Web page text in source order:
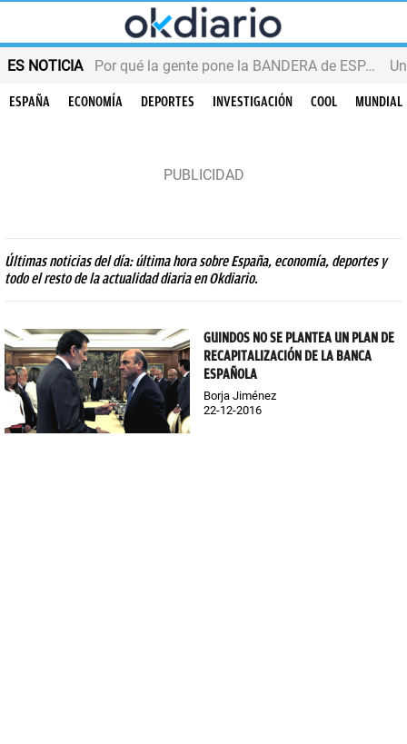
ES NOTICIA Por qué la gente pone la BANDERA de ESPAÑA en el balcón
ESPAÑA ECONOMÍA DEPORTES INVESTIGACIÓN COOL MUNDIAL
Últimas noticias del día: última hora sobre España, economía, deportes y
todo el resto de la actualidad diaria en Okdiario.
GUINDOS NO SE PLANTEA UN PLAN DE
RECAPITALIZACIÓN DE LA BANCA
ESPAÑOLA
Borja Jiménez
22-12-2016